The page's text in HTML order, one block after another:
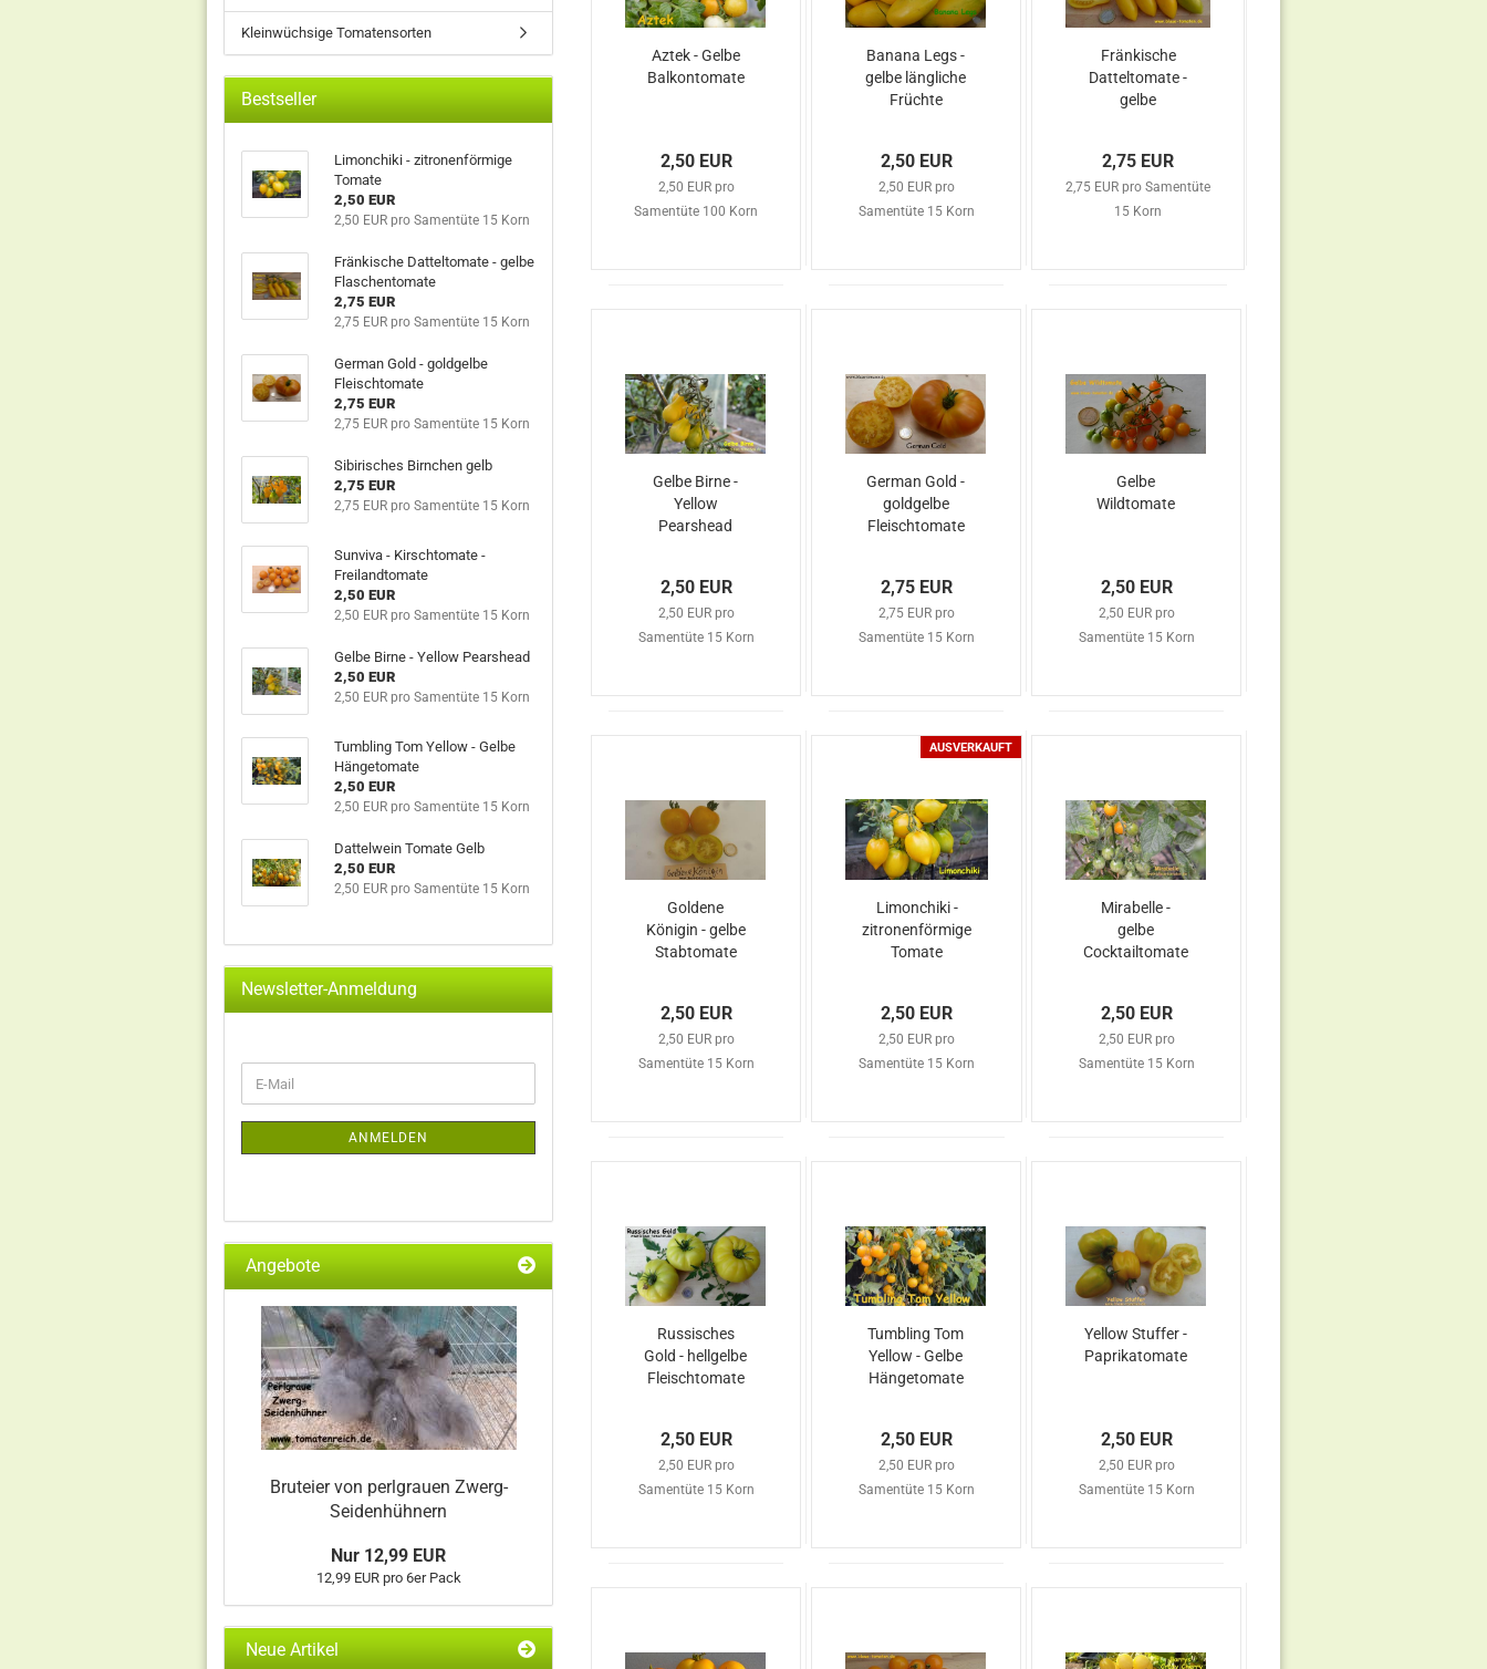
Aztek - Gelbe
Balkontomate
2,50 EUR
2,50 EUR pro
Samentüte 100 Korn
Banana Legs -
gelbe längliche
Früchte
2,50 EUR
2,50 EUR pro
Samentüte 15 Korn
Fränkische
Datteltomate -
gelbe
2,75 EUR
2,75 EUR pro Samentüte
15 Korn
Gelbe Birne -
Yellow
Pearshead
2,50 EUR
2,50 EUR pro
Samentüte 15 Korn
German Gold -
goldgelbe
Fleischtomate
2,75 EUR
2,75 EUR pro
Samentüte 15 Korn
Gelbe
Wildtomate
2,50 EUR
2,50 EUR pro
Samentüte 15 Korn
Goldene
Königin - gelbe
Stabtomate
2,50 EUR
2,50 EUR pro
Samentüte 15 Korn
AUSVERKAUFT
Limonchiki -
zitronenförmige
Tomate
2,50 EUR
2,50 EUR pro
Samentüte 15 Korn
Mirabelle -
gelbe
Cocktailtomate
2,50 EUR
2,50 EUR pro
Samentüte 15 Korn
Russisches
Gold - hellgelbe
Fleischtomate
2,50 EUR
2,50 EUR pro
Samentüte 15 Korn
Tumbling Tom
Yellow - Gelbe
Hängetomate
2,50 EUR
2,50 EUR pro
Samentüte 15 Korn
Yellow Stuffer -
Paprikatomate
2,50 EUR
2,50 EUR pro
Samentüte 15 Korn
Kleinwüchsige Tomatensorten
Bestseller
Limonchiki - zitronenförmige
Tomate
2,50 EUR
2,50 EUR pro Samentüte 15 Korn
Fränkische Datteltomate - gelbe
Flaschentomate
2,75 EUR
2,75 EUR pro Samentüte 15 Korn
German Gold - goldgelbe
Fleischtomate
2,75 EUR
2,75 EUR pro Samentüte 15 Korn
Sibirisches Birnchen gelb
2,75 EUR
2,75 EUR pro Samentüte 15 Korn
Sunviva - Kirschtomate -
Freilandtomate
2,50 EUR
2,50 EUR pro Samentüte 15 Korn
Gelbe Birne - Yellow Pearshead
2,50 EUR
2,50 EUR pro Samentüte 15 Korn
Tumbling Tom Yellow - Gelbe
Hängetomate
2,50 EUR
2,50 EUR pro Samentüte 15 Korn
Dattelwein Tomate Gelb
2,50 EUR
2,50 EUR pro Samentüte 15 Korn
Newsletter-Anmeldung
ZUR
E-
Mail
ANMELDEN
Angebote
Bruteier von perlgrauen Zwerg-
Seidenhühnern
Nur 12,99 EUR
12,99 EUR pro 6er Pack
Neue Artikel